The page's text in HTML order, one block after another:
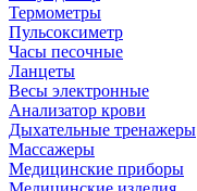
Термометры
Пульсоксиметр
Часы песочные
Ланцеты
Весы электронные
Анализатор крови
Дыхательные тренажеры
Массажеры
Медицинские приборы